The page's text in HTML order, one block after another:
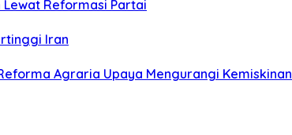
Reformasi Partai
Iran
Agraria Upaya Mengurangi Kemiskinan